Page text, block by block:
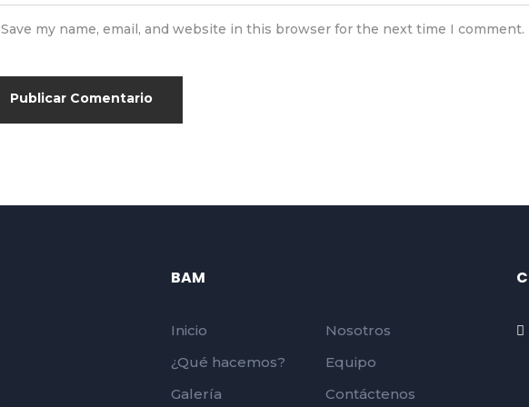
Save my name, email, and website in this browser for the next time I comment.
BAM
Inicio
Nosotros
¿Qué hacemos?
Equipo
Galería
Contáctenos